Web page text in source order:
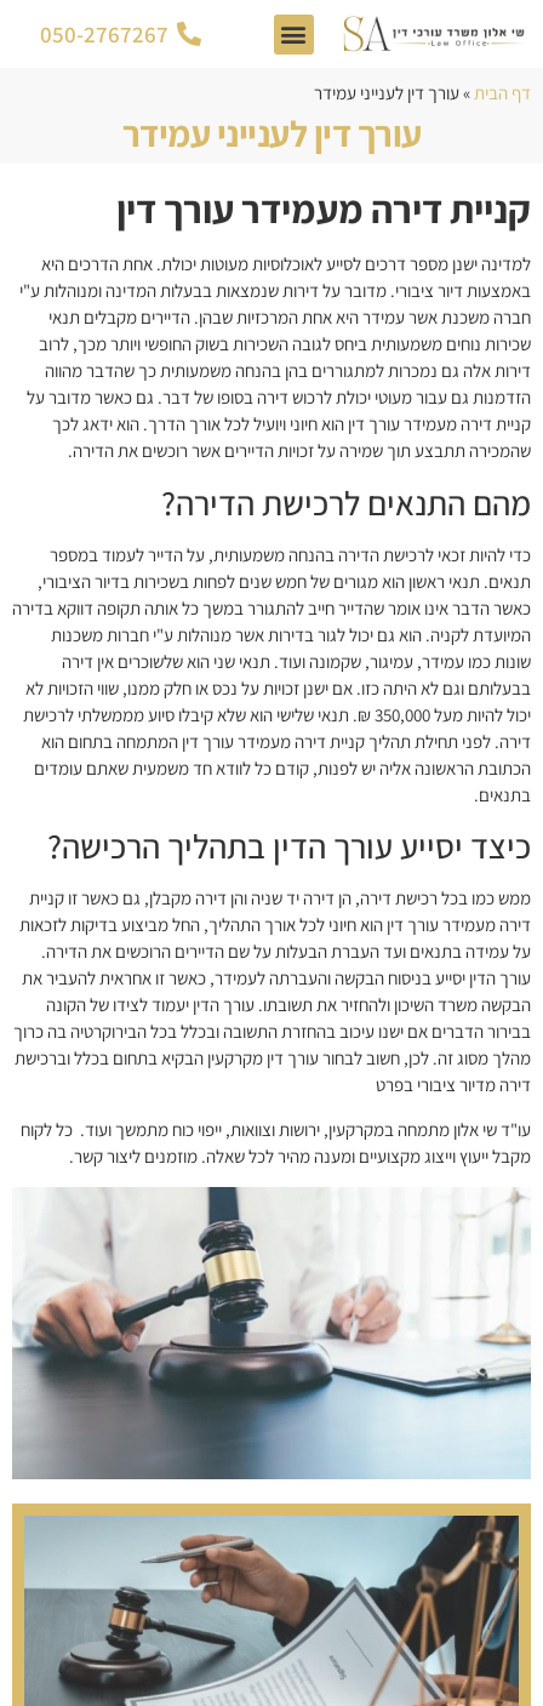
050-2767267
דף הבית»עורך דין לענייני עמידר
עורך דין לענייני עמידר
קניית דירה מעמידר עורך דין
למדינה ישנן מספר דרכים לסייע לאוכלוסיות מעוטות יכולת. אחת הדרכים היא
באמצעות דיור ציבורי. מדובר על דירות שנמצאות בבעלות המדינה ומנוהלות ע"י
חברה משכנת אשר עמידר היא אחת המרכזיות שבהן. הדיירים מקבלים תנאי
שכירות נוחים משמעותית ביחס לגובה השכירות בשוק החופשי ויותר מכך, לרוב
דירות אלה גם נמכרות למתגוררים בהן בהנחה משמעותית כך שהדבר מהווה
הזדמנות גם עבור מעוטי יכולת לרכוש דירה בסופו של דבר. גם כאשר מדובר על
קניית דירה מעמידר עורך דין הוא חיוני ויועיל לכל אורך הדרך. הוא ידאג לכך
שהמכירה תתבצע תוך שמירה על זכויות הדיירים אשר רוכשים את הדירה.
מהם התנאים לרכישת הדירה?
כדי להיות זכאי לרכישת הדירה בהנחה משמעותית, על הדייר לעמוד במספר
תנאים. תנאי ראשון הוא מגורים של חמש שנים לפחות בשכירות בדיור הציבורי,
כאשר הדבר אינו אומר שהדייר חייב להתגורר במשך כל אותה תקופה דווקא בדירה
המיועדת לקניה. הוא גם יכול לגור בדירות אשר מנוהלות ע"י חברות משכנות
שונות כמו עמידר, עמיגור, שקמונה ועוד. תנאי שני הוא שלשוכרים אין דירה
בבעלותם וגם לא היתה כזו. אם ישנן זכויות על נכס או חלק ממנו, שווי הזכויות לא
יכול להיות מעל 350,000 ₪. תנאי שלישי הוא שלא קיבלו סיוע מממשלתי לרכישת
דירה. לפני תחילת תהליך קניית דירה מעמידר עורך דין המתמחה בתחום הוא
הכתובת הראשונה אליה יש לפנות, קודם כל לוודא חד משמעית שאתם עומדים
בתנאים.
כיצד יסייע עורך הדין בתהליך הרכישה?
ממש כמו בכל רכישת דירה, הן דירה יד שניה והן דירה מקבלן, גם כאשר זו קניית
דירה מעמידר עורך דין הוא חיוני לכל אורך התהליך, החל מביצוע בדיקות לזכאות
על עמידה בתנאים ועד העברת הבעלות על שם הדיירים הרוכשים את הדירה.
עורך הדין יסייע בניסוח הבקשה והעברתה לעמידר, כאשר זו אחראית להעביר את
הבקשה משרד השיכון ולהחזיר את תשובתו. עורך הדין יעמוד לצידו של הקונה
בבירור הדברים אם ישנו עיכוב בהחזרת התשובה ובכלל בכל הבירוקרטיה בה כרוך
מהלך מסוג זה. לכן, חשוב לבחור עורך דין מקרקעין הבקיא בתחום בכלל וברכישת
דירה מדיור ציבורי בפרט
עו"ד שי אלון מתמחה במקרקעין, ירושות וצוואות, ייפוי כוח מתמשך ועוד. כל לקוח
מקבל ייעוץ וייצוג מקצועיים ומענה מהיר לכל שאלה. מוזמנים ליצור קשר.